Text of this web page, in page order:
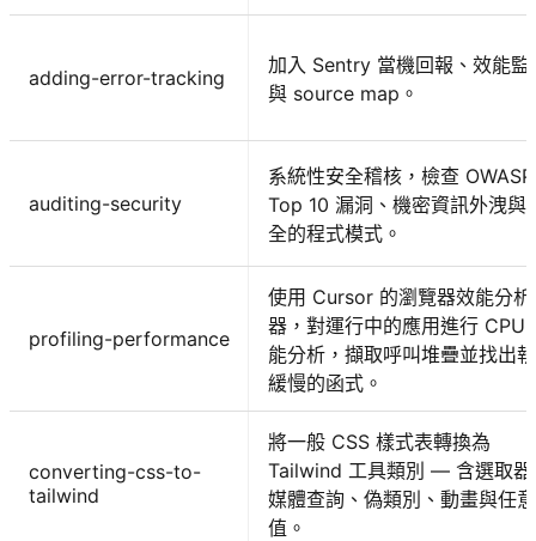
adding-error-tracking
加入 Sentry 當機回報、效能監
與 source map。
auditing-security
系統性安全稽核，檢查 OWASP
Top 10 漏洞、機密資訊外洩與
全的程式模式。
profiling-performance
使用 Cursor 的瀏覽器效能分析
器，對運行中的應用進行 CPU
能分析，擷取呼叫堆疊並找出
緩慢的函式。
converting-css-to-
tailwind
將一般 CSS 樣式表轉換為
Tailwind 工具類別 — 含選取器
媒體查詢、偽類別、動畫與任意
值。